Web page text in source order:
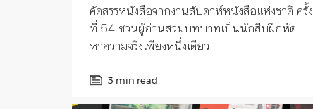
คัดสรรหนังสือจากงานสัปดาห์หนังสือแห่งชาติ ครั้ง
ที่ 54 ชวนผู้อ่านสวมบทบาทเป็นนักสืบฝึกหัด
หาความจริงเพียงหนึ่งเดียว
3 min read